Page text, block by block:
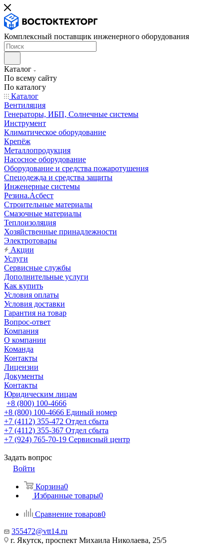
Комплексный поставщик инженерного оборудования
Каталог
По всему сайту
По каталогу
Каталог
Вентиляция
Генераторы, ИБП, Солнечные системы
Инструмент
Климатическое оборудование
Крепёж
Металлопродукция
Насосное оборудование
Оборудование и средства пожаротушения
Спецодежда и средства защиты
Инженерные системы
Резина.Асбест
Строительные материалы
Смазочные материалы
Теплоизоляция
Хозяйственные принадлежности
Электротовары
Акции
Услуги
Сервисные службы
Дополнительные услуги
Как купить
Условия оплаты
Условия доставки
Гарантия на товар
Вопрос-ответ
Компания
О компании
Команда
Контакты
Лицензии
Документы
Контакты
Юридическим лицам
+8 (800) 100-4666
+8 (800) 100-4666 Единый номер
+7 (4112) 355-472 Отдел сбыта
+7 (4112) 355-367 Отдел сбыта
+7 (924) 765-70-19 Сервисный центр
Задать вопрос
Войти
Корзина0
Избранные товары0
Сравнение товаров0
355472@vtt14.ru
г. Якутск, проспект Михаила Николаева, 25/5